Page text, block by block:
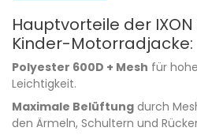
Hauptvorteile der IXON
Kinder-Motorradjacke:
Polyester 600D + Mesh für
Leichtigkeit.
Maximale Belüftung durch
den Ärmeln, Schultern und